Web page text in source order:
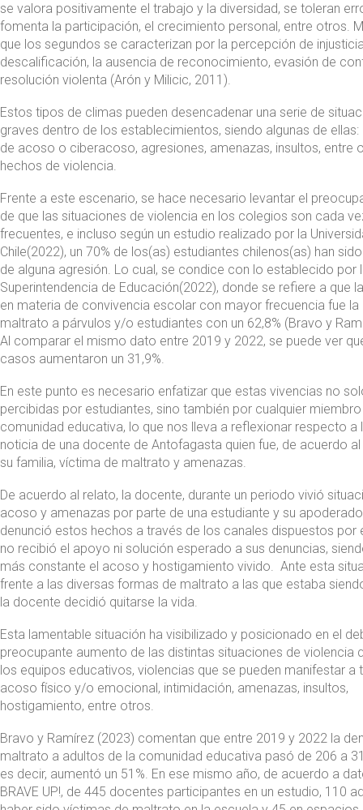
se valora positivamente el trabajo y la diversidad, se toleran
fomenta la participación, el crecimiento personal, entre otros.
que los segundos se caracterizan por la percepción de
descalificación, la ausencia de reconocimiento, evasión de
resolución violenta (Arón y Milicic, 2011).
Estos tipos de climas pueden desencadenar una serie de
graves dentro de los establecimientos, siendo algunas de
de acoso o ciberacoso, agresiones, amenazas, insultos, entre
hechos de violencia.
Frente a este escenario, se hace necesario levantar el
de que las situaciones de violencia en los colegios son cada
frecuentes, e incluso según un estudio realizado por la
Chile(2022), un 70% de los(as) estudiantes chilenos(as) han
de alguna agresión. Lo cual, se condice con lo establecido por
Superintendencia de Educación(2022), donde se refiere a que
en materia de convivencia escolar con mayor frecuencia fue la
maltrato a párvulos y/o estudiantes con un 62,8% (Bravo y
Al comparar el mismo dato entre 2019 y 2022, se puede ver
casos aumentaron un 31,9%.
En este punto es necesario enfatizar que estas vivencias no
percibidas por estudiantes, sino también por cualquier
comunidad educativa, lo que nos lleva a reflexionar respecto a
noticia de una docente de Antofagasta quien fue, de acuerdo
su familia, víctima de maltrato y amenazas.
De acuerdo al relato, la docente, durante un periodo vivió
acoso y amenazas por parte de una estudiante y su
denunció estos hechos a través de los canales dispuestos por
no recibió el apoyo ni solución esperado a sus denuncias,
más constante el acoso y hostigamiento vivido. Ante esta
frente a las diversas formas de maltrato a las que estaba
la docente decidió quitarse la vida.
Esta lamentable situación ha visibilizado y posicionado en el
preocupante aumento de las distintas situaciones de violencia
los equipos educativos, violencias que se pueden manifestar a
acoso físico y/o emocional, intimidación, amenazas, insultos,
hostigamiento, entre otros.
Bravo y Ramírez (2023) comentan que entre 2019 y 2022 la
maltrato a adultos de la comunidad educativa pasó de 206 a
es decir, aumentó un 51%. En ese mismo año, de acuerdo a
BRAVE UP!, de 445 docentes participantes en un estudio, 110